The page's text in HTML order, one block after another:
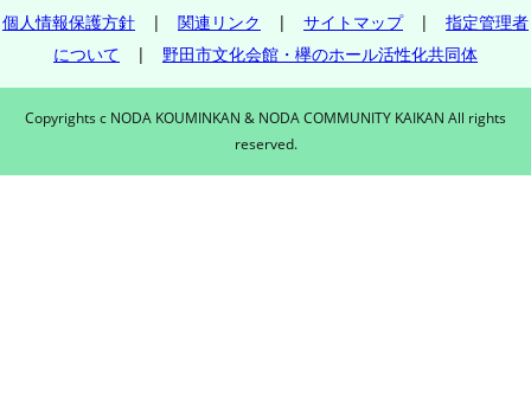
個人情報保護方針 | 関連リンク | サイトマップ| 指定管理者
について | 野田市文化会館・欅のホール活性化共同体
Copyrights c NODA KOUMINKAN & NODA COMMUNITY KAIKAN All rights
reserved.